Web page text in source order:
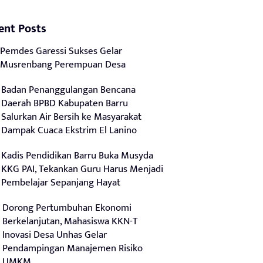
Posts
Pemdes Garessi Sukses Gelar
Musrenbang Perempuan Desa
Badan Penanggulangan Bencana
Daerah BPBD Kabupaten Barru
Salurkan Air Bersih ke Masyarakat
Dampak Cuaca Ekstrim El Lanino
Kadis Pendidikan Barru Buka Musyda
KKG PAI, Tekankan Guru Harus Menjadi
Pembelajar Sepanjang Hayat
Dorong Pertumbuhan Ekonomi
Berkelanjutan, Mahasiswa KKN-T
Inovasi Desa Unhas Gelar
Pendampingan Manajemen Risiko